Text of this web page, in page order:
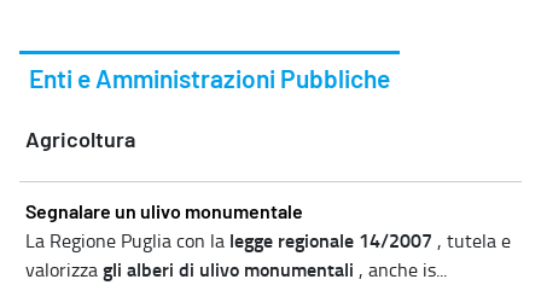
Enti e Amministrazioni Pubbliche
Agricoltura
Segnalare un ulivo monumentale
La Regione Puglia con la legge regionale 14/2007 , tutela e
valorizzagli alberi di ulivo monumentali , anche is...